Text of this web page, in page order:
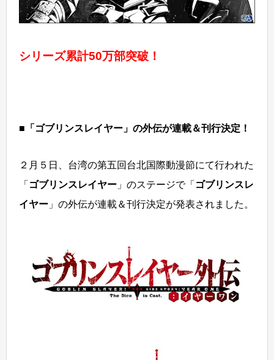
シリーズ累計50万部突破！
■「ゴブリンスレイヤー」の外伝が連載＆刊行決定！
２月５日、台湾の第五回台北国際動漫節にて行われた
「 ゴブリンスレイヤー 」のステージで「 ゴブリンスレ
イヤー 」の外伝が連載＆刊行決定が発表されました。